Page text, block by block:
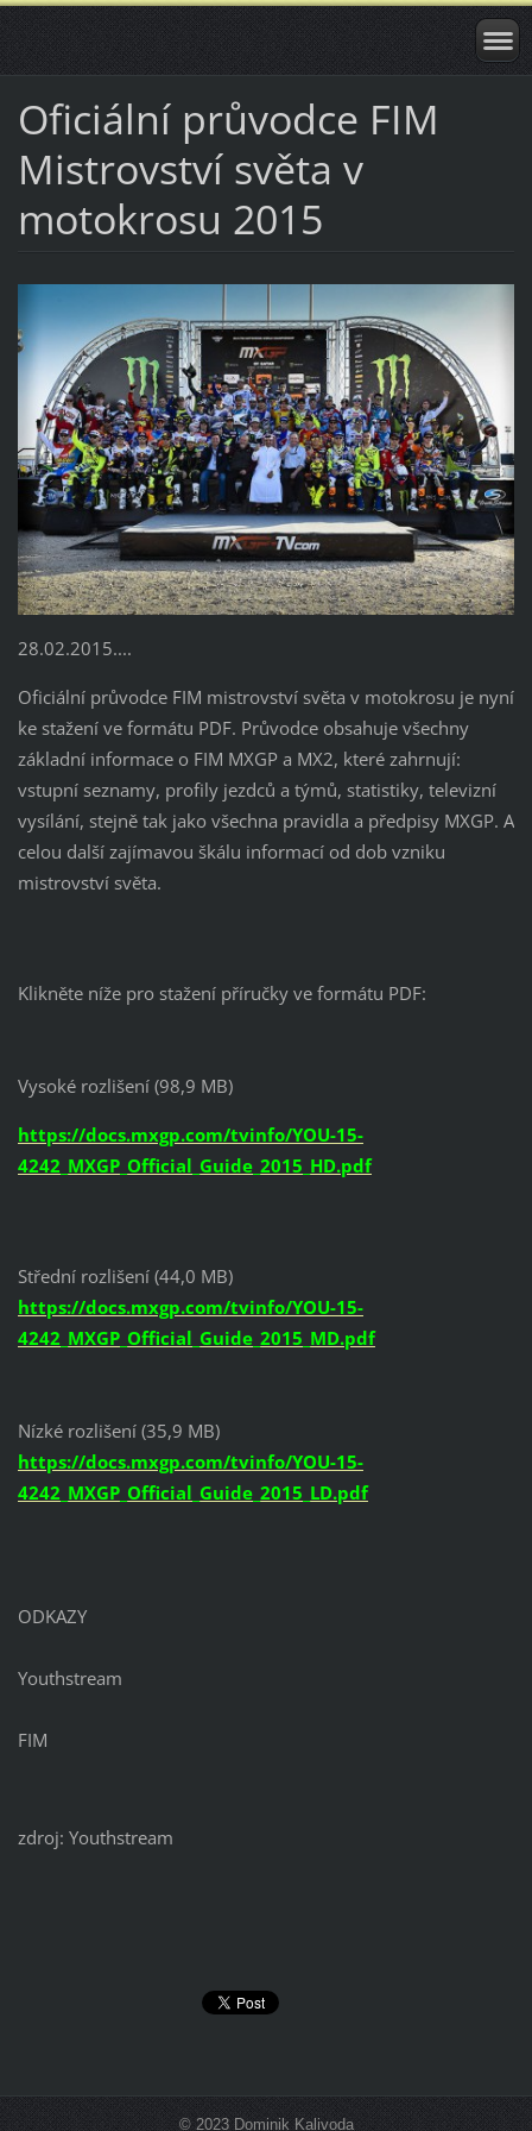
Oficiální průvodce FIM
Mistrovství světa v
motokrosu 2015
28.02.2015....
Oficiální průvodce FIM mistrovství světa v motokrosu je nyní
ke stažení ve formátu PDF. Průvodce obsahuje všechny
základní informace o FIM MXGP a MX2, které zahrnují:
vstupní seznamy, profily jezdců a týmů, statistiky, televizní
vysílání, stejně tak jako všechna pravidla a předpisy MXGP. A
celou další zajímavou škálu informací od dob vzniku
mistrovství světa.
Klikněte níže pro stažení příručky ve formátu PDF:
Vysoké rozlišení (98,9 MB)
https://docs.mxgp.com/tvinfo/YOU-15-
4242_MXGP_Official_Guide_2015_HD.pdf
Střední rozlišení (44,0 MB)
https://docs.mxgp.com/tvinfo/YOU-15-
4242_MXGP_Official_Guide_2015_MD.pdf
Nízké rozlišení (35,9 MB)
https://docs.mxgp.com/tvinfo/YOU-15-
4242_MXGP_Official_Guide_2015_LD.pdf
ODKAZY
Youthstream
FIM
zdroj: Youthstream
© 2023 Dominik Kalivoda